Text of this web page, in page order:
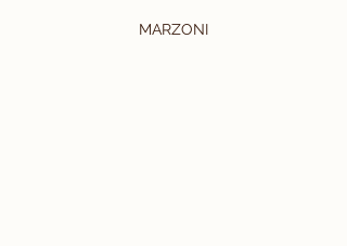
MARZONI